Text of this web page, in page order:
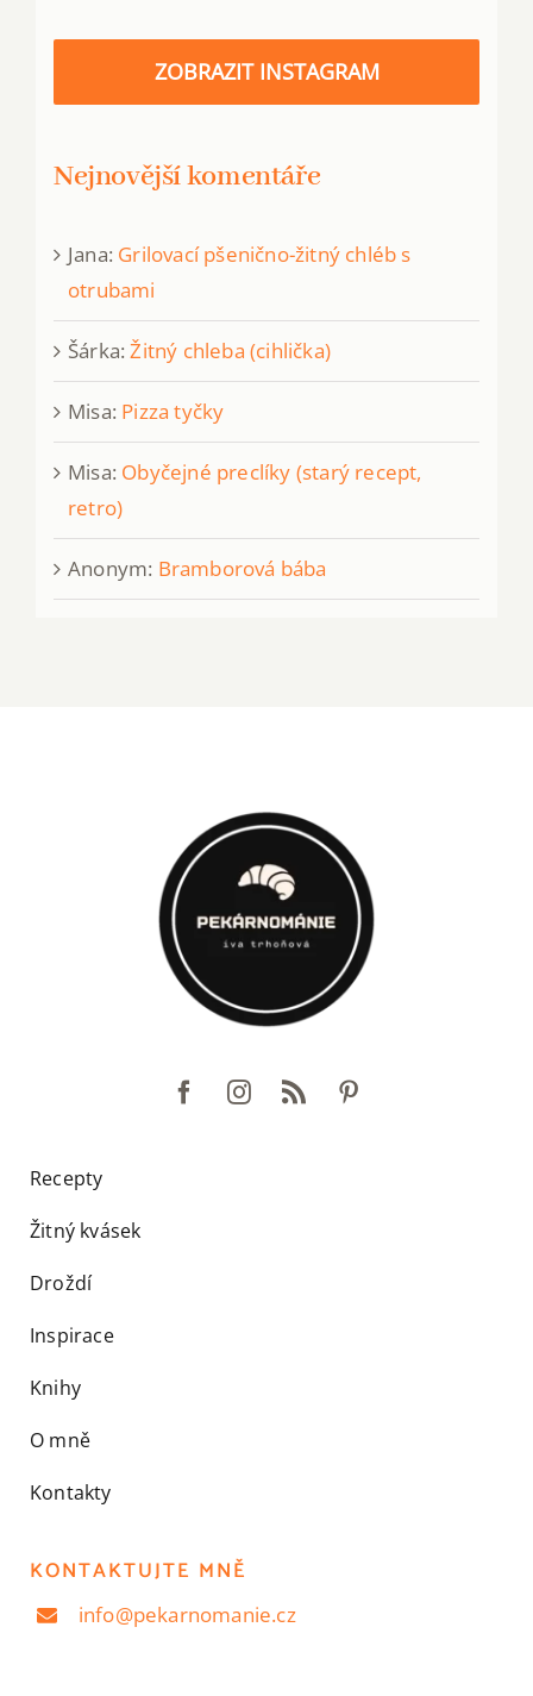
ZOBRAZIT INSTAGRAM
Nejnovější komentáře
Jana: Grilovací pšenično-žitný chléb s
otrubami
Šárka:Žitný chleba (cihlička)
Misa: Pizza tyčky
Misa: Obyčejné preclíky (starý recept,
retro)
Anonym: Bramborová bába
Recepty
Žitný kvásek
Droždí
Inspirace
Knihy
O mně
Kontakty
KONTAKTUJTE MNĚ
info@pekarnomanie.cz